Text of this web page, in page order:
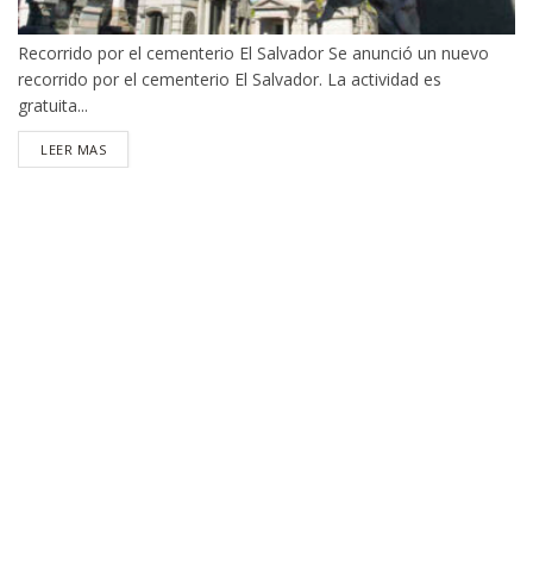
Recorrido por el cementerio El Salvador Se anunció un nuevo
recorrido por el cementerio El Salvador. La actividad es
gratuita...
LEER MASDETAILS